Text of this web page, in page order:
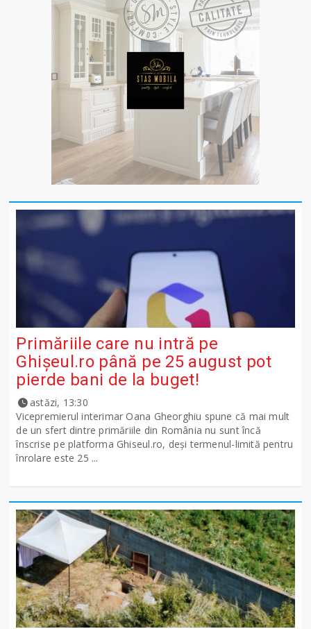
Primăriile care nu intră pe
Ghişeul.ro până pe 25 august pot
pierde bani de la buget!
astăzi, 13:30
Vicepremierul interimar Oana Gheorghiu spune că mai mult
de un sfert dintre primăriile din România nu sunt încă
înscrise pe platforma Ghiseul.ro, deși termenul-limită pentru
înrolare este 25 ...